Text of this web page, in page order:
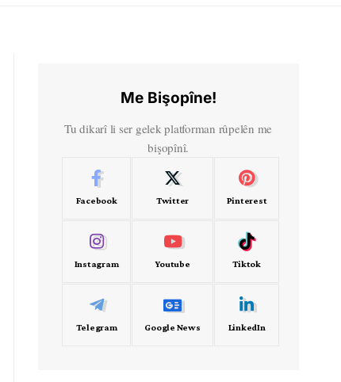
Me Bişopîne!
Tu dikarî li ser gelek platforman rûpelên me
bişopînî.
Facebook Twitter Pinterest
Instagram Youtube Tiktok
Telegram Google News LinkedIn